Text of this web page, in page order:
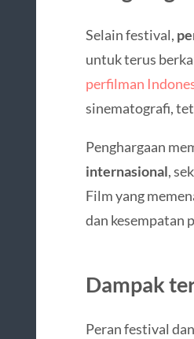
Selain festival,
untuk terus
perfilman
sinematografi,
Penghargaan
internasional,
Film yang
dan kesempatan
Dampak
Peran festival